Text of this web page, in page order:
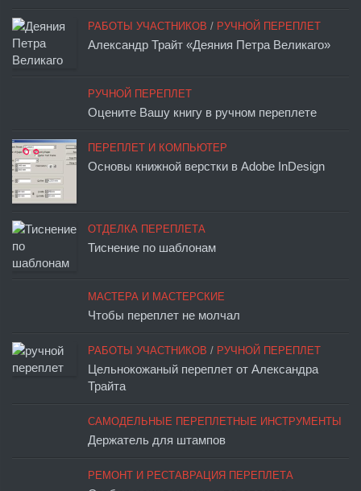
РАБОТЫ УЧАСТНИКОВ / РУЧНОЙ ПЕРЕПЛЕТ
Александр Трайт «Деяния Петра Великаго»
РУЧНОЙ ПЕРЕПЛЕТ
Оцените Вашу книгу в ручном переплете
ПЕРЕПЛЕТ И КОМПЬЮТЕР
Основы книжной верстки в Adobe InDesign
ОТДЕЛКА ПЕРЕПЛЕТА
Тиснение по шаблонам
МАСТЕРА И МАСТЕРСКИЕ
Чтобы переплет не молчал
РАБОТЫ УЧАСТНИКОВ / РУЧНОЙ ПЕРЕПЛЕТ
Цельнокожаный переплет от Александра
Трайта
САМОДЕЛЬНЫЕ ПЕРЕПЛЕТНЫЕ ИНСТРУМЕНТЫ
Держатель для штампов
РЕМОНТ И РЕСТАВРАЦИЯ ПЕРЕПЛЕТА